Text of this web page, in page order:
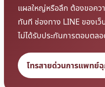
แผลใหญ่หรือลึก ต้องขอคว
ทันที ช่องทาง LINE ของเว็
ไม่ได้รับประกันการตอบตล
โทรสายด่วนการแพทย์